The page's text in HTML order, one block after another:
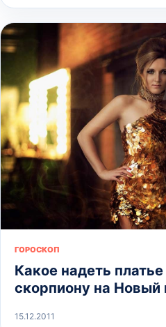
ГОРОСКОП
Какое надеть
скорпиону на Новый
15.12.2011